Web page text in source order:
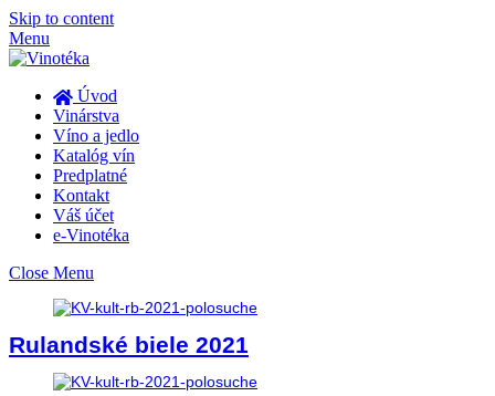
Skip to content
Menu
Úvod
Vinárstva
Víno a jedlo
Katalóg vín
Predplatné
Kontakt
Váš účet
e-Vinotéka
Close Menu
Rulandské biele 2021